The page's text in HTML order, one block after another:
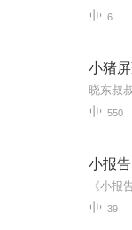
6
550
小报告
39